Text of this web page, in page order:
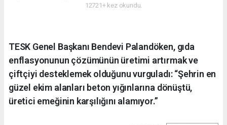
12721+ kez okundu.
TESK Genel Başkanı Bendevi Palandöken, gıda
enflasyonunun çözümünün üretimi artırmak ve
çiftçiyi desteklemek olduğunu vurguladı: “Şehrin en
güzel ekim alanları beton yığınlarına dönüştü,
üretici emeğinin karşılığını alamıyor.”